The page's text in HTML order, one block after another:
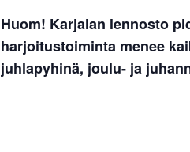
Huom! Karjalan lennosto
harjoitustoiminta menee
juhlapyhinä, joulu- ja